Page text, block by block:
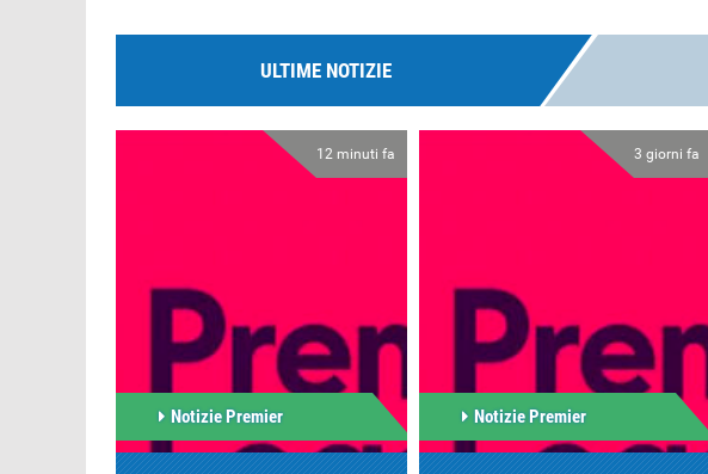
ULTIME NOTIZIE
12 minuti fa
Notizie Premier
3 giorni fa
Notizie Premier